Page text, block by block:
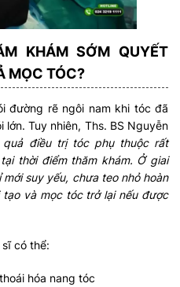
KHÁM SỚM QUYẾT
MỌC TÓC?
đường rẽ ngôi nam khi tóc đã
Tuy nhiên, Ths. BS Nguyễn
quả điều trị tóc phụ thuộc rất
thời điểm thăm khám. Ở giai
suy yếu, chưa teo nhỏ hoàn
và mọc tóc trở lại nếu được
có thể:
hóa nang tóc